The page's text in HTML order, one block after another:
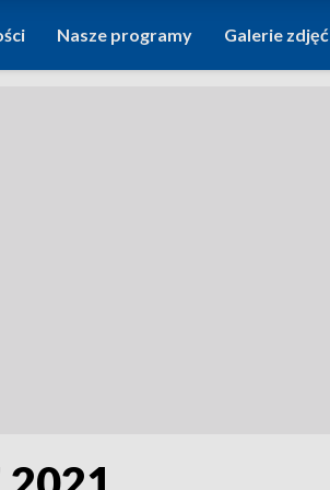
Nasze programy Galerie zdjęć